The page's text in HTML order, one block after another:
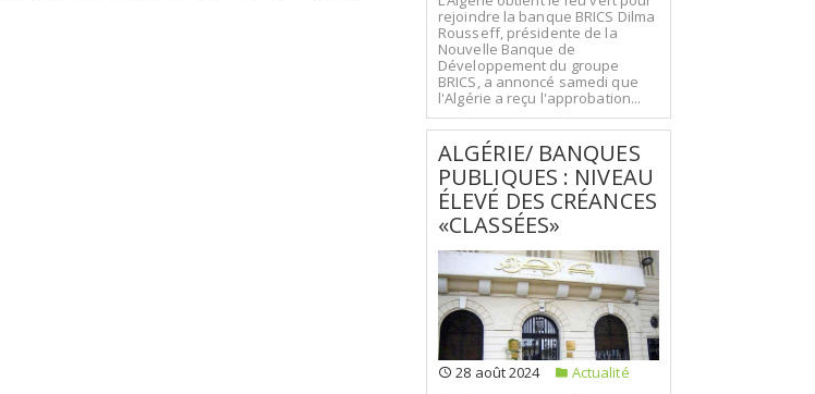
rejoindre la banque BRICS Dilma
Rousseff, présidente de la
Nouvelle Banque de
Développement du groupe
BRICS, a annoncé samedi que
l'Algérie a reçu l'approbation...
ALGÉRIE/ BANQUES
PUBLIQUES : NIVEAU
ÉLEVÉ DES CRÉANCES
«CLASSÉES»
28 août 2024
Actualité